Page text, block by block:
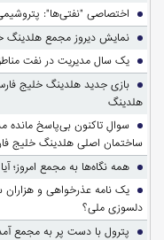
اختصاصی "نفتی‌ها":
نمایش دیروز مجمع هلدینگ
یک سال مدیریت در نفت مناطق
بازی جدید هلدینگ خلیج
هلدینگ
سوالِ تاکنون بی‌پاسخ مانده
ساختمان اصلی هلدینگ خلیج
همه نگاه‌ها به مجمع امروز؛
یک نامه عذرخواهی و
دلسوزی ملی؟